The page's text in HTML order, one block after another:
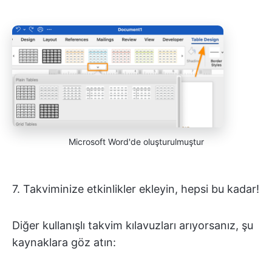
Microsoft Word'de oluşturulmuştur
7. Takviminize etkinlikler ekleyin, hepsi bu kadar!
Diğer kullanışlı takvim kılavuzları arıyorsanız, şu
kaynaklara göz atın: